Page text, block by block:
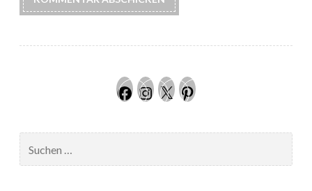
Facebook
Instagram
Twitter
nach: